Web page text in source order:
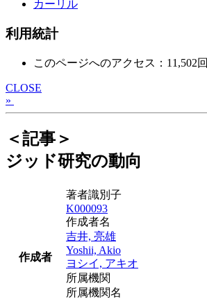
カーリル
利用統計
このページへのアクセス：11,502回
CLOSE
»
＜記事＞
ジッド研究の動向
作成者
著者識別子
K000093
作成者名
吉井, 亮雄
Yoshii, Akio
ヨシイ, アキオ
所属機関
所属機関名